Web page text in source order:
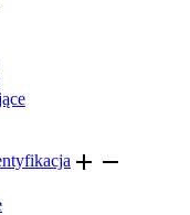
 